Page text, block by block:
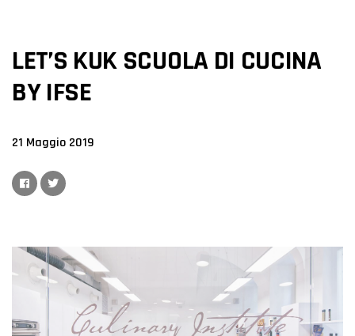
LET’S KUK SCUOLA DI CUCINA
BY IFSE
21 Maggio 2019